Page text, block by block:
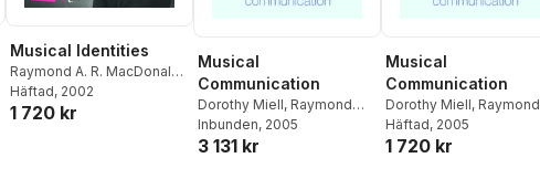
Musical Identities
Raymond A. R. MacDonald ,
David J Hargreaves
Dorothy Miell
Häftad, 2002
1 720 kr
Musical
Communication
Dorothy Miell, Raymond
MacDonald,David J.
Hargreaves
Inbunden, 2005
3 131 kr
Musical
Communication
Dorothy Miell, Raymond
MacDonald,David J.
Hargreaves
Häftad, 2005
1 720 kr